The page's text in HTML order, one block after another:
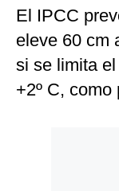
El IPCC
eleve 60 cm
si se limita
+2º C,